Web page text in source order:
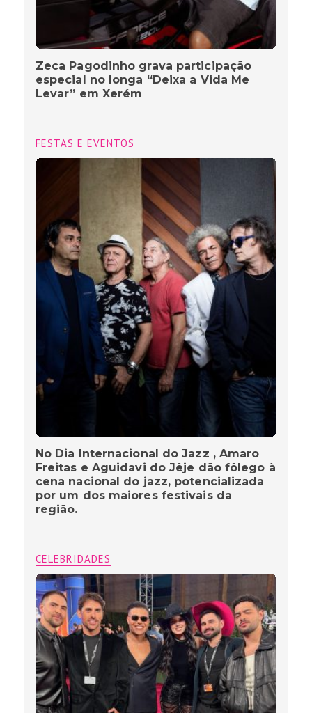
Zeca Pagodinho grava participação
especial no longa “Deixa a Vida Me
Levar” em Xerém
FESTAS E EVENTOS
No Dia Internacional do Jazz , Amaro
Freitas e Aguidavi do Jêje dão fôlego à
cena nacional do jazz, potencializada
por um dos maiores festivais da
região.
CELEBRIDADES